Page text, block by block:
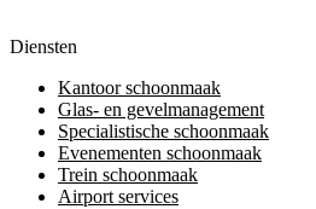
Diensten
Kantoor schoonmaak
Glas- en gevelmanagement
Specialistische schoonmaak
Evenementen schoonmaak
Trein schoonmaak
Airport services